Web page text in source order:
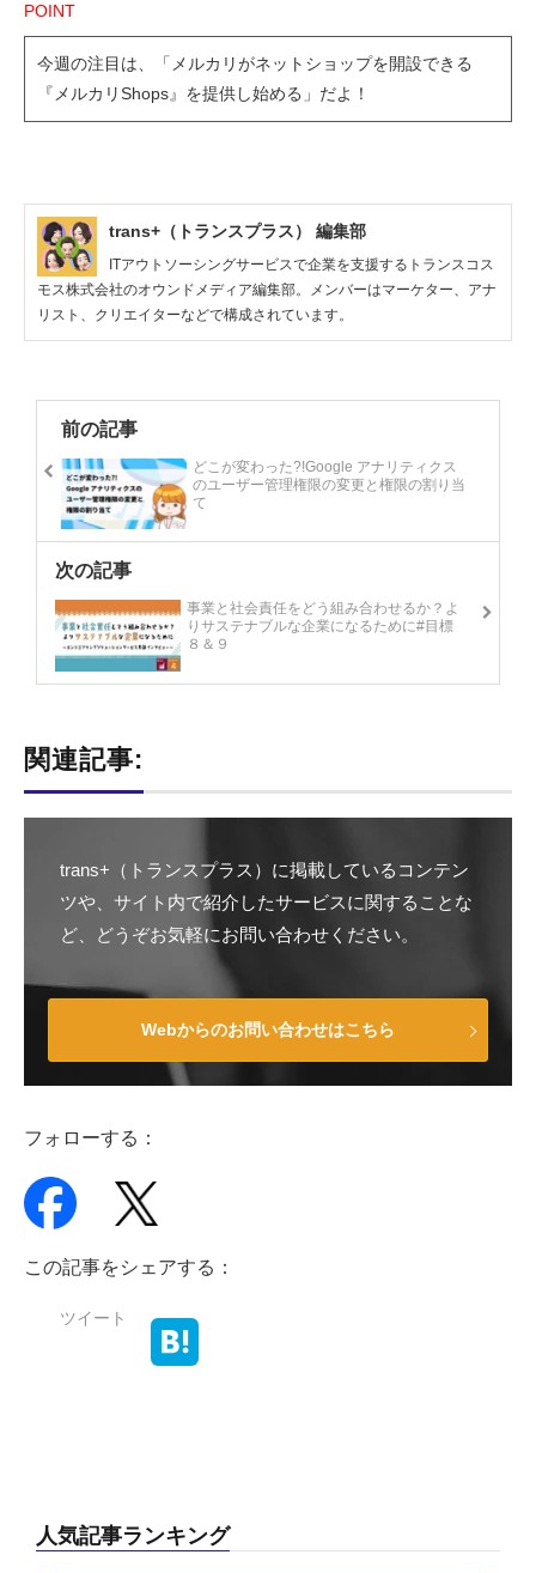
POINT
今週の注目は、「メルカリがネットショップを開設できる
『メルカリShops』を提供し始める」だよ！
trans+（トランスプラス） 編集部
ITアウトソーシングサービスで企業を支援するトランスコス
モス株式会社のオウンドメディア編集部。メンバーはマーケター、アナ
リスト、クリエイターなどで構成されています。
前の記事
どこが変わった?!Google アナリティクス
のユーザー管理権限の変更と権限の割り当
て
次の記事
事業と社会責任をどう組み合わせるか？よ
りサステナブルな企業になるために#目標
８＆９
関連記事:
trans+（トランスプラス）に掲載しているコンテン
ツや、サイト内で紹介したサービスに関することな
ど、どうぞお気軽にお問い合わせください。
Webからのお問い合わせはこちら
フォローする：
この記事をシェアする：
ツイート
人気記事ランキング